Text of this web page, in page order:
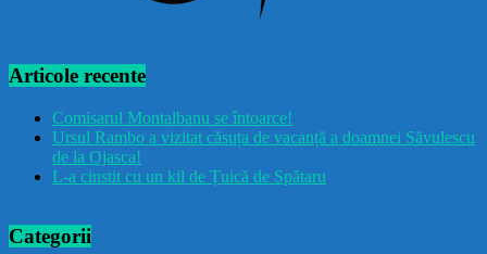
Articole recente
Comisarul Montalbanu se întoarce!
Ursul Rambo a vizitat căsuța de vacanță a doamnei Săvulescu
de la Ojasca!
L-a cinstit cu un kil de Țuică de Spătaru
Categorii